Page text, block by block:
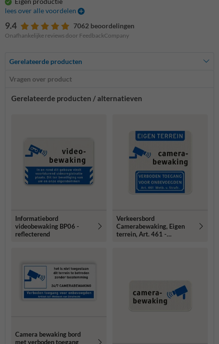
lees over alle voordelen
9.4 7062 beoordelingen
Onafhankelijke reviews door FeedbackCompany
Gerelateerde producten
Vragen over product
Gerelateerde producten / alternatieven
Informatiebord
videobewaking BP06 -
reflecterend
Verkeersbord
Camerabewaking, Eigen
terrein, Art. 461 -
Camera bewaking bord
met verboden toegang